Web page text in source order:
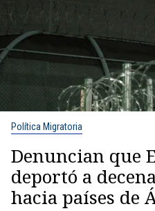
Política Migratoria
Denuncian que
deportó a
hacia países de